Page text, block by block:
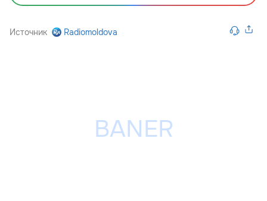
Источник Radiomoldova